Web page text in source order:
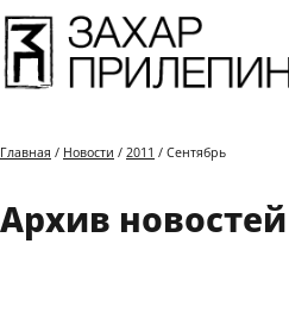
Главная / Новости / 2011 / Сентябрь
Архив новостей